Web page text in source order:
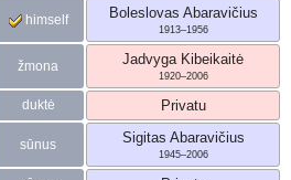
himself Boleslovas Abaravičius
1913–1956
žmona Jadvyga Kibeikaitė
1920–2006
duktė Privatu
sūnus Sigitas Abaravičius
1945–2006